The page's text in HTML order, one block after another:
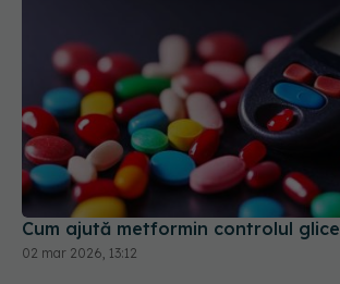
Cum ajută metformin controlul
02 mar 2026, 13:12